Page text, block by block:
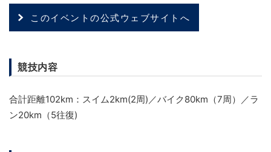
このイベントの公式ウェブサイトへ
競技内容
合計距離102km：スイム2km(2周)／バイク80km（7周）／ラ
ン20km（5往復)